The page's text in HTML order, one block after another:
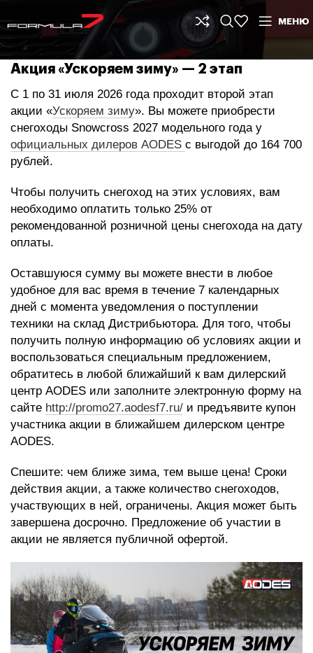
МЕНЮ
Акция «Ускоряем зиму» — 2 этап
С 1 по 31 июля 2026 года проходит второй этап
акции «Ускоряем зиму». Вы можете приобрести
снегоходы Snowcross 2027 модельного года у
официальных дилеров AODES с выгодой до 164 700
рублей.
Чтобы получить снегоход на этих условиях, вам
необходимо оплатить только 25% от
рекомендованной розничной цены снегохода на дату
оплаты.
Оставшуюся сумму вы можете внести в любое
удобное для вас время в течение 7 календарных
дней с момента уведомления о поступлении
техники на склад Дистрибьютора. Для того, чтобы
получить полную информацию об условиях акции и
воспользоваться специальным предложением,
обратитесь в любой ближайший к вам дилерский
центр AODES или заполните электронную форму на
сайте http://promo27.aodesf7.ru/ и предъявите купон
участника акции в ближайшем дилерском центре
AODES.
Спешите: чем ближе зима, тем выше цена! Сроки
действия акции, а также количество снегоходов,
участвующих в ней, ограничены. Акция может быть
завершена досрочно. Предложение об участии в
акции не является публичной офертой.